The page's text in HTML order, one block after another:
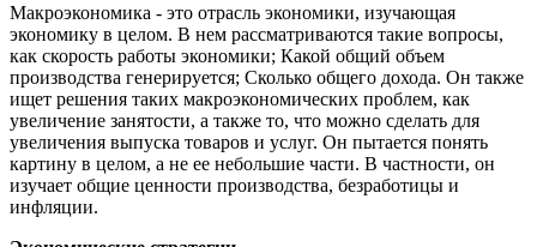
Макроэкономика - это отрасль экономики, изучающая
экономику в целом. В нем рассматриваются такие вопросы,
как скорость работы экономики; Какой общий объем
производства генерируется; Сколько общего дохода. Он также
ищет решения таких макроэкономических проблем, как
увеличение занятости, а также то, что можно сделать для
увеличения выпуска товаров и услуг. Он пытается понять
картину в целом, а не ее небольшие части. В частности, он
изучает общие ценности производства, безработицы и
инфляции.